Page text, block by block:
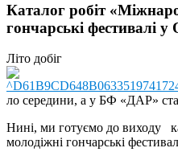
Каталог робіт
гончарські фестивалі
Літо добіг
ло середини, а у БФ «ДАР»
Нині, ми готуємо до виходу
молодіжні гончарські